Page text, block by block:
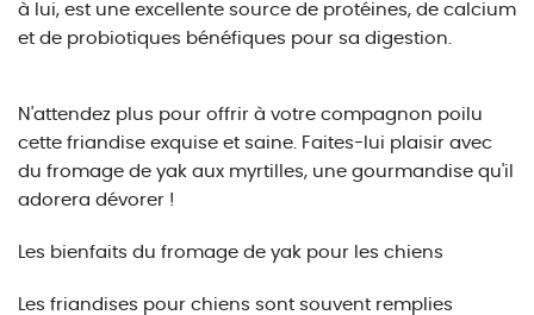
à lui, est une excellente source de protéines, de calcium
et de probiotiques bénéfiques pour sa digestion.
N'attendez plus pour offrir à votre compagnon poilu
cette friandise exquise et saine. Faites-lui plaisir avec
du fromage de yak aux myrtilles, une gourmandise qu'il
adorera dévorer !
Les bienfaits du fromage de yak pour les chiens
Les friandises pour chiens sont souvent remplies